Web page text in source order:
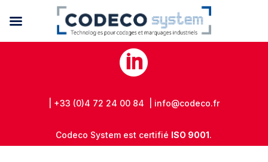

| +33 (0)4 72 24 00 84 | info@codeco.fr
Codeco System est certifié ISO 9001.